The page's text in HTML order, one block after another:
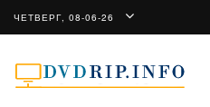
ЧЕТВЕРГ, 08-06-26